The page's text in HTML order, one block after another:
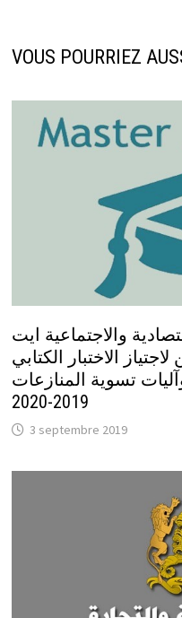
VOUS POURRIEZ
والاجتماعية ايت
الاختبار الكتابي
تسوية المنازعات
2019-2020
3 septembre 2019